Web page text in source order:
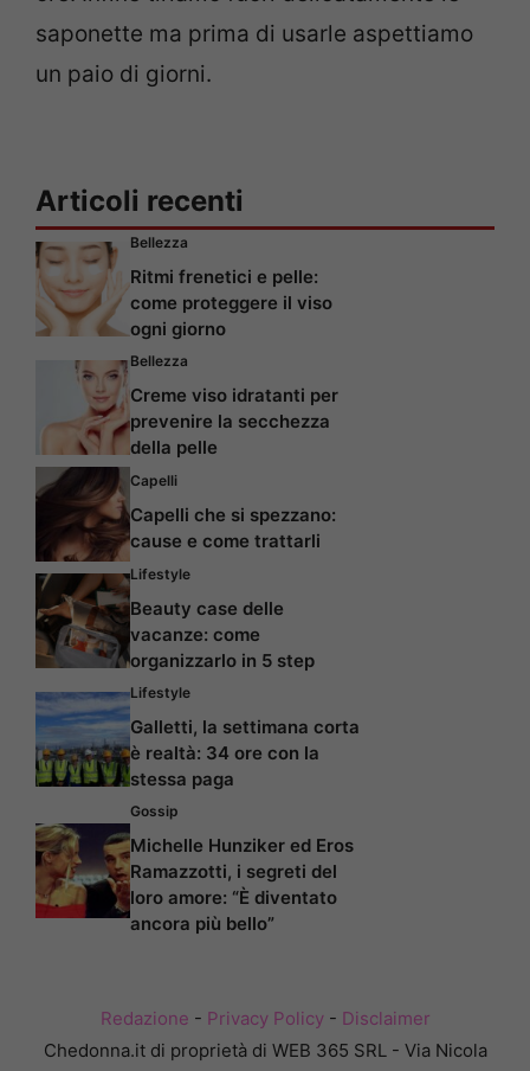
saponette ma prima di usarle aspettiamo
un paio di giorni.
Articoli recenti
Bellezza
Ritmi frenetici e pelle:
come proteggere il viso
ogni giorno
Bellezza
Creme viso idratanti per
prevenire la secchezza
della pelle
Capelli
Capelli che si spezzano:
cause e come trattarli
Lifestyle
Beauty case delle
vacanze: come
organizzarlo in 5 step
Lifestyle
Galletti, la settimana corta
è realtà: 34 ore con la
stessa paga
Gossip
Michelle Hunziker ed Eros
Ramazzotti, i segreti del
loro amore: “È diventato
ancora più bello”
Redazione - Privacy Policy- Disclaimer
Chedonna.it di proprietà di WEB 365 SRL - Via Nicola